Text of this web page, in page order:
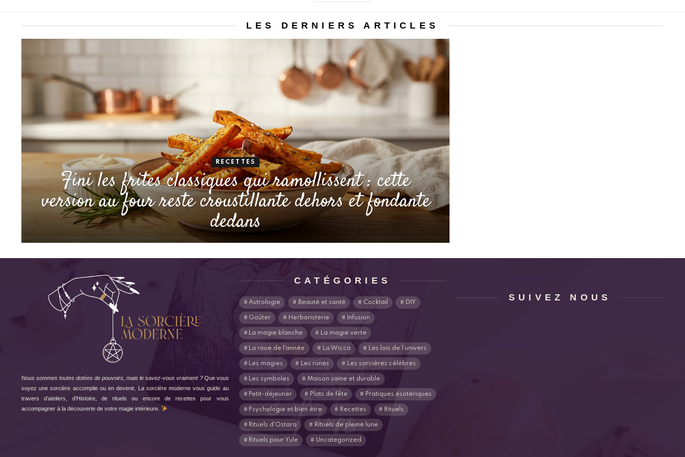
LES DERNIERS ARTICLES
RECETTES
Fini les frites classiques qui ramollissent : cette
version au four reste croustillante dehors et fondante
dedans
Nous sommes toutes dotées de pouvoirs, mais le savez-vous vraiment ?Que vous
soyez une sorcière accomplie ou en devenir, La sorcière moderne vous guide au
travers d’ateliers, d’Histoire, de rituels ou encore de recettes pour vous
accompagner à la découverte de votre magie intérieure.
CATÉGORIES
Astrologie Beauté et santé Cocktail DIY
Goûter Herboristerie Infusion
La magie blanche La magie verte
La roue de l'année La Wicca Les lois de l'univers
Les magies Les runes Les sorcières célèbres
Les symboles Maison saine et durable
Petit-déjeuner Plats de fête Pratiques ésotériques
Psychologie et bien être Recettes Rituels
Rituels d'Ostara Rituels de pleine lune
Rituels pour Yule Uncategorized
SUIVEZ NOUS